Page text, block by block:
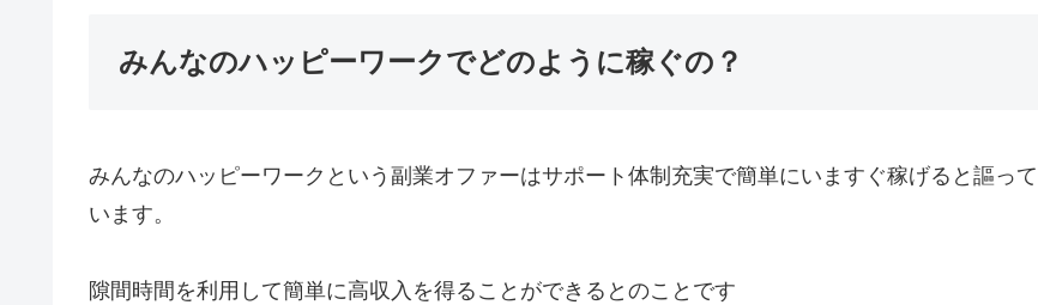
みんなのハッピーワークでどのように稼ぐの？
みんなのハッピーワークという副業オファーはサポート体制充実で簡単にいますぐ稼げると謳って
います。
隙間時間を利用して簡単に高収入を得ることができるとのことです